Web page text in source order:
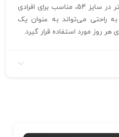
مدرن و خاص دارد. این انگشتر در سایز 54، مناسب برای افرادی
راحتی می‌تواند به عنوان یک
روز مورد استفاده قرار گیرد.